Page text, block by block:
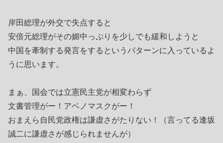
岸田総理が外交で失点すると
安倍元総理がその媚中っぷりを少しでも緩和しようと
中国を牽制する発言をするというパターンに入っているよ
うに思います。
まぁ、国会では立憲民主党が相変わらず
文書管理がー！アベノマスクがー！
おまえら自民党政権は謙虚さがたりない！（言ってる逢坂
誠二に謙虚さが感じられませんが）